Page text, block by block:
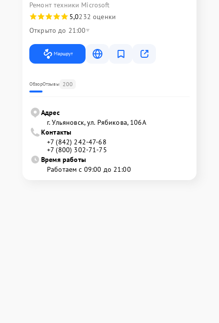
Ремонт техники Microsoft
5,0232 оценки
Открыто до 21:00
Маршрут
ОбзорОтзывы 200
Адрес
г. Ульяновск, ул. Рябикова, 106А
Контакты
+7 (842) 242-47-68
+7 (800) 302-71-75
Время работы
Работаем с 09:00 до 21:00